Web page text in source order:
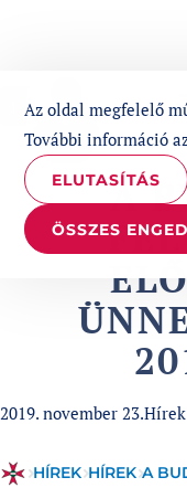
Az oldal megfelelő
További információ
ELUTASÍTÁS
ÖSSZES
1%
A
Published at
2019. november 23.Hírek
HÍREK HÍREK